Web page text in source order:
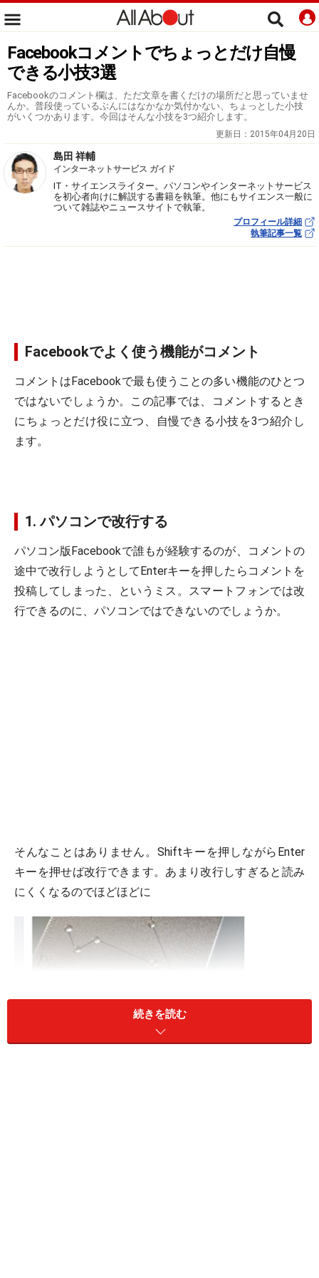
Facebookコメントでちょっとだけ自慢
できる小技3選
Facebookのコメント欄は、ただ文章を書くだけの場所だと思っていませ
んか。普段使っているぶんにはなかなか気付かない、ちょっとした小技
がいくつかあります。今回はそんな小技を3つ紹介します。
更新日： 2015年04月20日
島田 祥輔
インターネットサービス ガイド
IT・サイエンスライター。パソコンやインターネットサービス
を初心者向けに解説する書籍を執筆。他にもサイエンス一般に
ついて雑誌やニュースサイトで執筆。
プロフィール詳細
執筆記事一覧
Facebookでよく使う機能がコメント
コメントはFacebookで最も使うことの多い機能のひとつ
ではないでしょうか。この記事では、コメントするとき
にちょっとだけ役に立つ、自慢できる小技を3つ紹介し
ます。
1. パソコンで改行する
パソコン版Facebookで誰もが経験するのが、コメントの
途中で改行しようとしてEnterキーを押したらコメントを
投稿してしまった、というミス。スマートフォンでは改
行できるのに、パソコンではできないのでしょうか。
そんなことはありません。Shiftキーを押しながらEnter
キーを押せば改行できます。あまり改行しすぎると読み
にくくなるのでほどほどに
続きを読む